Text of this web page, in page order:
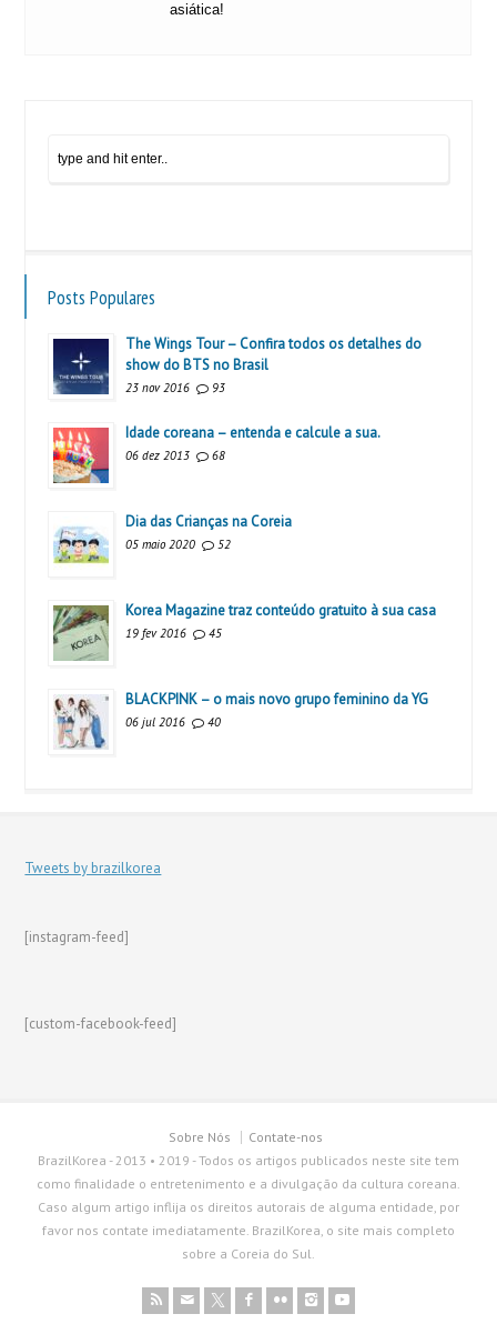
asiática!
Posts Populares
The Wings Tour – Confira todos os detalhes do
show do BTS no Brasil
23 nov 2016 93
Idade coreana – entenda e calcule a sua.
06 dez 2013 68
Dia das Crianças na Coreia
05 maio 2020 52
Korea Magazine traz conteúdo gratuito à sua casa
19 fev 2016 45
BLACKPINK – o mais novo grupo feminino da YG
06 jul 2016 40
Tweets by brazilkorea
[instagram-feed]
[custom-facebook-feed]
Sobre Nós
Contate-nos
BrazilKorea - 2013 • 2019 - Todos os artigos publicados neste site tem
como finalidade o entretenimento e a divulgação da cultura coreana.
Caso algum artigo inflija os direitos autorais de alguma entidade, por
favor nos contate imediatamente. BrazilKorea, o site mais completo
sobre a Coreia do Sul.